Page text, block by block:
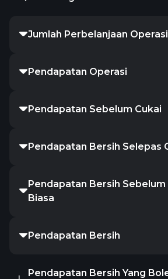
Jumlah Perbelanjaan Operasi
Pendapatan Operasi
Pendapatan Sebelum Cukai
Pendapatan Bersih Selepas
Pendapatan Bersih Sebelum
Biasa
Pendapatan Bersih
Pendapatan Bersih Yang